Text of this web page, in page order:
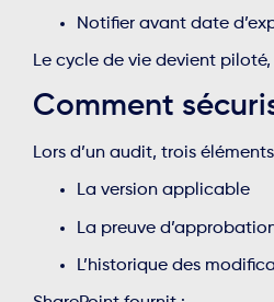
Notifier avant date
Le cycle de vie devient piloté,
Comment
Lors d’un audit, trois
La version applicable
La preuve
L’historique des